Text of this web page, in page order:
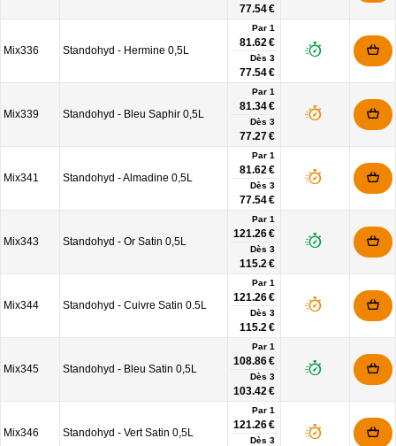
77.54 €
Mix336 Standohyd - Hermine 0,5L
Par 1
81.62 €
Dès 3
77.54 €
Mix339 Standohyd - Bleu Saphir 0,5L
Par 1
81.34 €
Dès 3
77.27 €
Mix341 Standohyd - Almadine 0,5L
Par 1
81.62 €
Dès 3
77.54 €
Mix343 Standohyd - Or Satin 0,5L
Par 1
121.26 €
Dès 3
115.2 €
Mix344 Standohyd - Cuivre Satin 0.5L
Par 1
121.26 €
Dès 3
115.2 €
Mix345 Standohyd - Bleu Satin 0,5L
Par 1
108.86 €
Dès 3
103.42 €
Mix346 Standohyd - Vert Satin 0,5L
Par 1
121.26 €
Dès 3